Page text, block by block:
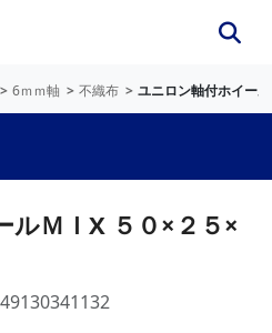
6ｍｍ軸 不織布 ユニロン軸付ホイー
ルＭＩX ５０×２５×